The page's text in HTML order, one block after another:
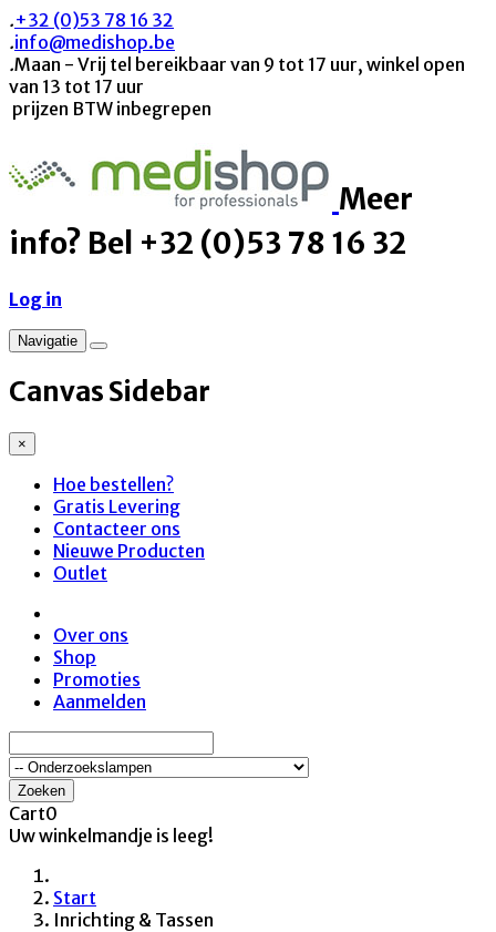
.+32 (0)53 78 16 32
.info@medishop.be
.Maan - Vrij tel bereikbaar van 9 tot 17 uur, winkel open
van 13 tot 17 uur
prijzen BTW inbegrepen
Meer
info? Bel +32 (0)53 78 16 32
Log in
Navigatie
Canvas Sidebar
×
Hoe bestellen?
Gratis Levering
Contacteer ons
Nieuwe Producten
Outlet
Over ons
Shop
Promoties
Aanmelden
Zoeken
Cart0
Uw winkelmandje is leeg!
Start
Inrichting & Tassen